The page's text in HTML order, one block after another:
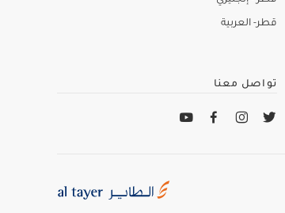
قطر- العربية
تواصل معنا